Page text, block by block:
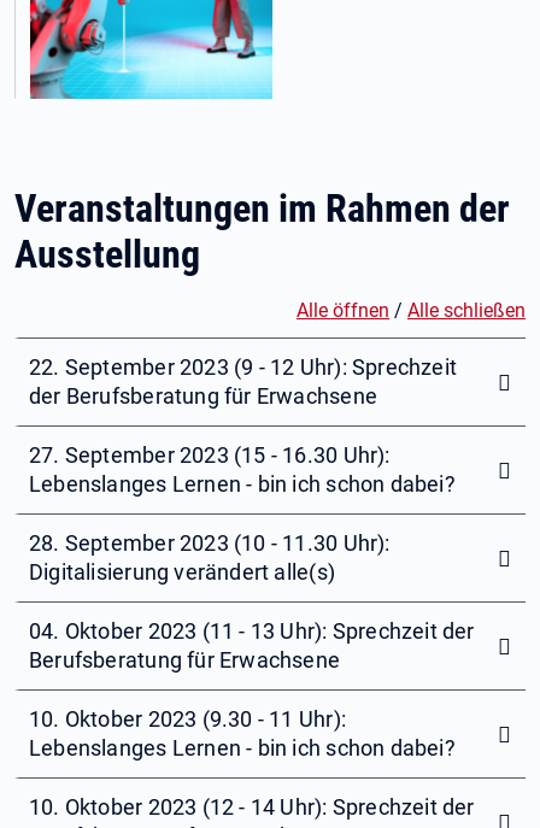
Veranstaltungen im Rahmen der
Ausstellung
Alle öffnen / Alle schließen
22. September 2023 (9 - 12 Uhr): Sprechzeit
der Berufsberatung für Erwachsene
27. September 2023 (15 - 16.30 Uhr):
Lebenslanges Lernen - bin ich schon dabei?
28. September 2023 (10 - 11.30 Uhr):
Digitalisierung verändert alle(s)
04. Oktober 2023 (11 - 13 Uhr): Sprechzeit der
Berufsberatung für Erwachsene
10. Oktober 2023 (9.30 - 11 Uhr):
Lebenslanges Lernen - bin ich schon dabei?
10. Oktober 2023 (12 - 14 Uhr): Sprechzeit der